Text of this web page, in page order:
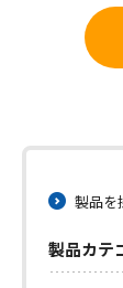
製品を
製品カテ